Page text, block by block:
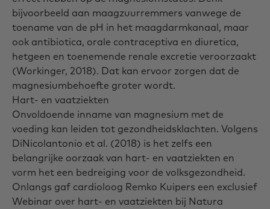
bijvoorbeeld aan maagzuurremmers vanwege de
toename van de pH in het maagdarmkanaal, maar
ook antibiotica, orale contraceptiva en diuretica,
hetgeen en toenemende renale excretie veroorzaakt
(Workinger, 2018). Dat kan ervoor zorgen dat de
magnesiumbehoefte groter wordt.
Hart- en vaatziekten
Onvoldoende inname van magnesium met de
voeding kan leiden tot gezondheidsklachten. Volgens
DiNicolantonio et al. (2018) is het zelfs een
belangrijke oorzaak van hart- en vaatziekten en
vorm het een bedreiging voor de volksgezondheid.
Onlangs gaf cardioloog Remko Kuipers een exclusief
Webinar over hart- en vaatziekten bij Natura